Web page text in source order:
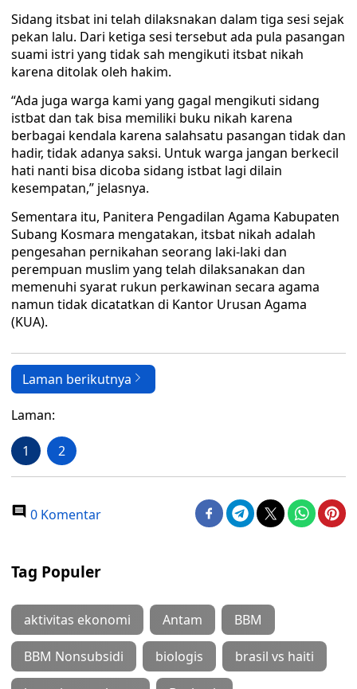
Sidang itsbat ini telah dilaksnakan dalam tiga sesi sejak
pekan lalu. Dari ketiga sesi tersebut ada pula pasangan
suami istri yang tidak sah mengikuti itsbat nikah
karena ditolak oleh hakim.
“Ada juga warga kami yang gagal mengikuti sidang
istbat dan tak bisa memiliki buku nikah karena
berbagai kendala karena salahsatu pasangan tidak dan
hadir, tidak adanya saksi. Untuk warga jangan berkecil
hati nanti bisa dicoba sidang istbat lagi dilain
kesempatan,” jelasnya.
Sementara itu, Panitera Pengadilan Agama Kabupaten
Subang Kosmara mengatakan, itsbat nikah adalah
pengesahan pernikahan seorang laki-laki dan
perempuan muslim yang telah dilaksanakan dan
memenuhi syarat rukun perkawinan secara agama
namun tidak dicatatkan di Kantor Urusan Agama
(KUA).
Laman berikutnya
Laman:
1 2
0 Komentar
Tag Populer
aktivitas ekonomi Antam BBM
BBM Nonsubsidi biologis brasil vs haiti